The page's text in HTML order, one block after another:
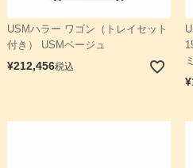
USMハラー ワゴン（トレイセット
付き） USMベージュ
¥212,456税込
¥